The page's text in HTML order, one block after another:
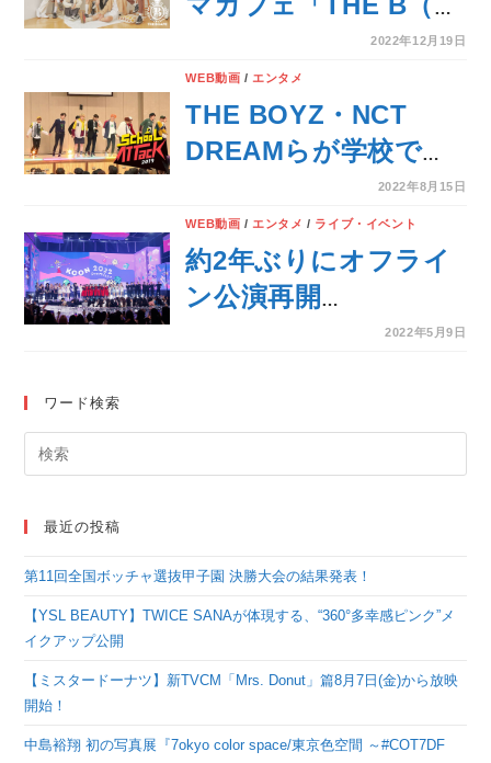
xikers、&TEAMの出
演が決定！
ビ） CAFE」が期間限
定オープン！
2022年12月19日
WEB動画 /エンタメ
THE BOYZ・NCT
DREAMらが学校での
サプライズコンサート
に挑む！
2022年8月15日
WEB動画 /エンタメ / ライブ・イベント
約2年ぶりにオフライ
ン公演再開
の“KCON”プレミアイ
国公演は世界159ヵ国
と地域が楽しみ、成功
2022年5月9日
ワード検索
最近の投稿
第11回全国ボッチャ選抜甲子園 決勝大会の結果発表！
【YSL BEAUTY】TWICE SANAが体現する、“360°多幸感ピンク”メ
イクアップ公開
【ミスタードーナツ】新TVCM「Mrs. Donut」篇8月7日(金)から放映
開始！
中島裕翔 初の写真展『7okyo color space/東京色空間 ～#COT7DF